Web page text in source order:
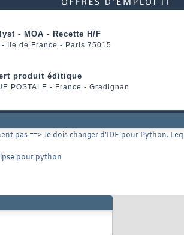
- MOA - Recette H/F
- Ile de France - Paris 75015
produit éditique
POSTALE - France - Gradignan
pas ==> Je dois changer d'IDE pour Python.
pour python